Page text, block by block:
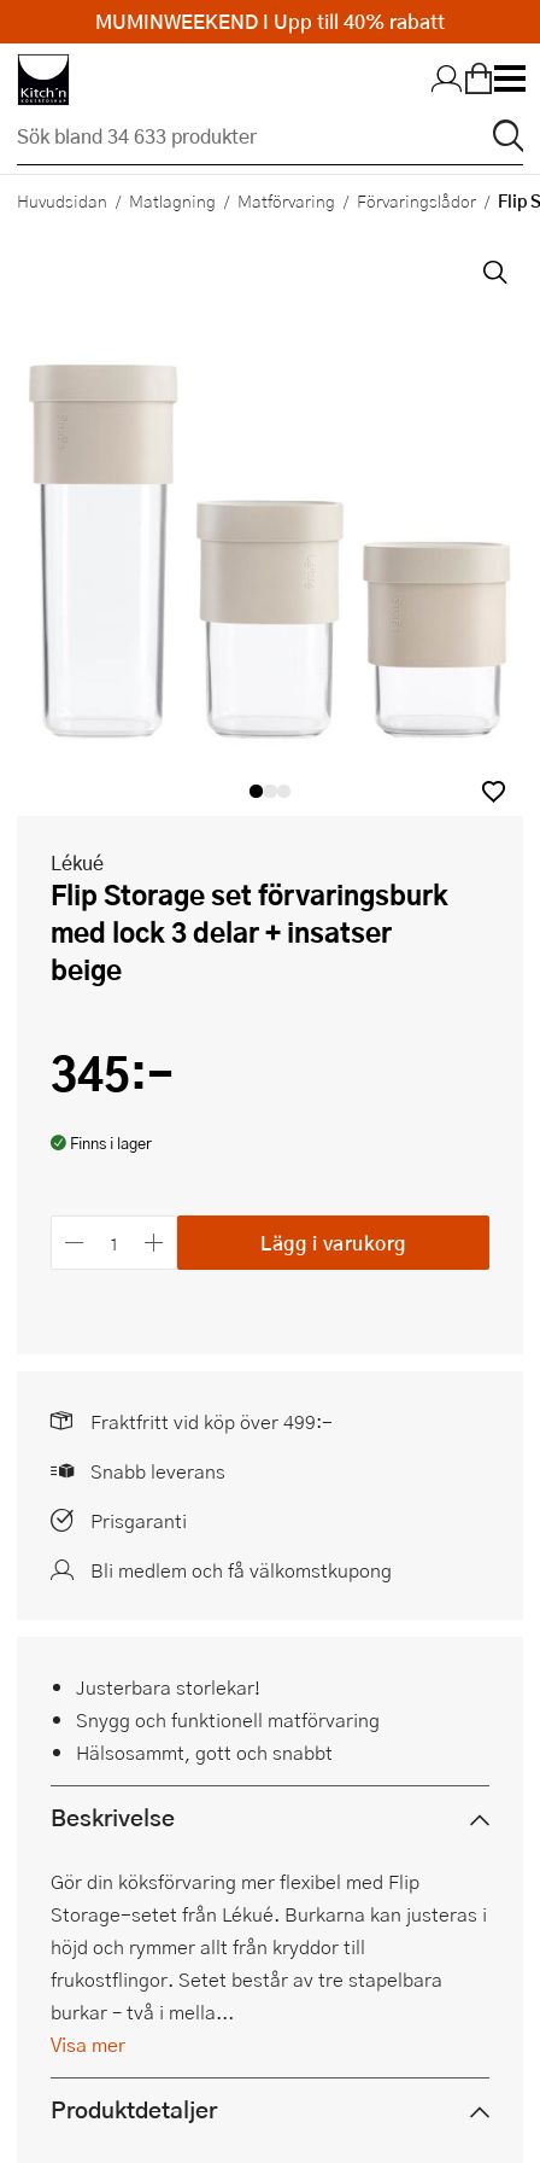
Hopp till huvudinnehållet
Huvudsidan Matlagning Matförvaring Förvaringslådor Flip
Lékué
Flip Storage set förvaringsburk
med lock 3 delar + insatser
beige
345:-
Finns i lager
Lägg i varukorg
Fraktfritt vid köp över 499:-
Snabb leverans
Prisgaranti
Bli medlem och få välkomstkupong
Justerbara storlekar!
Snygg och funktionell matförvaring
Hälsosammt, gott och snabbt
Beskrivelse
Gör din köksförvaring mer flexibel med Flip
Storage-setet från Lékué. Burkarna kan justeras i
höjd och rymmer allt från kryddor till
frukostflingor. Setet består av tre stapelbara
burkar – två i mella...
Visa mer
Produktdetaljer
MUMINWEEKEND I Upp till 40% rabatt